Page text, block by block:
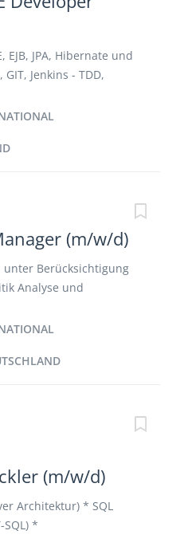
EJB, JPA, Hibernate und
Jenkins - TDD,
Schnelle Einarbeitung in
(m/w/d)
unter Berücksichtigung
Analyse und
und
Erstellung und
Maßnahmen
(m/w/d)
Architektur) * SQL
SQL) *